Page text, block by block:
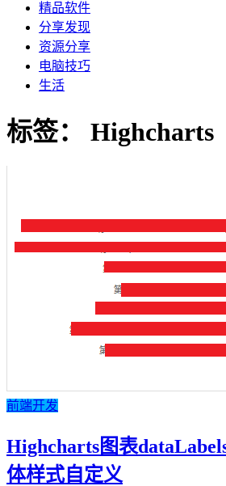
精品软件
分享发现
资源分享
电脑技巧
生活
标签： Highcharts
前端开发
Highcharts图表
体样式自定义